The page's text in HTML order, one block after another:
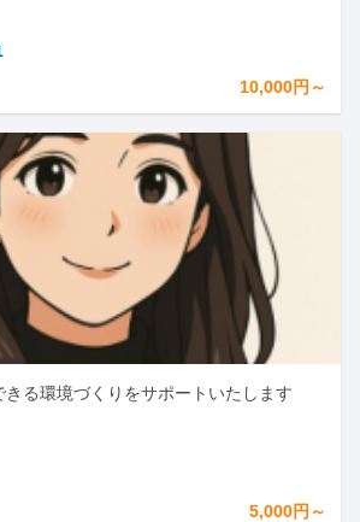
10,000円～
る環境づくりをサポートいたします
5,000円～